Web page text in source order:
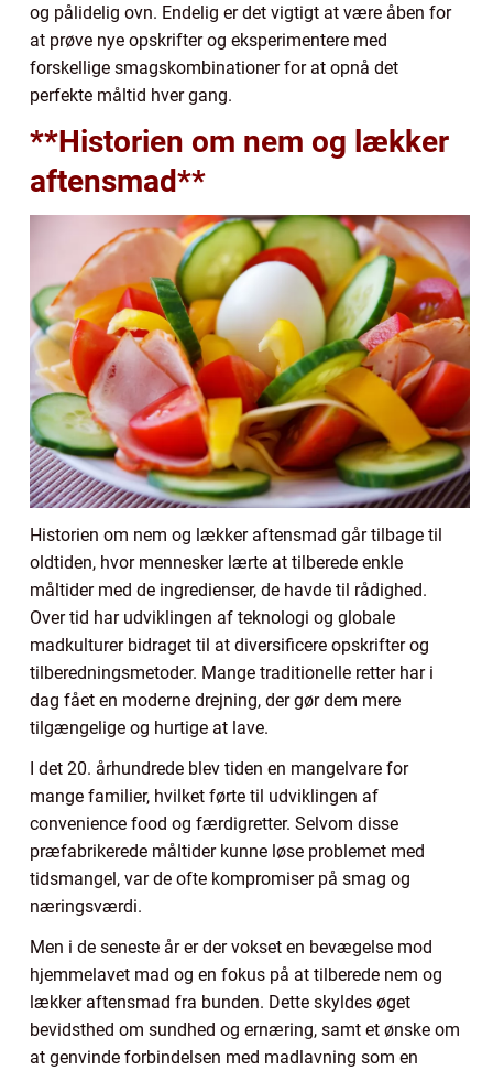
og pålidelig ovn. Endelig er det vigtigt at være åben for
at prøve nye opskrifter og eksperimentere med
forskellige smagskombinationer for at opnå det
perfekte måltid hver gang.
**Historien om nem og lækker
aftensmad**
Historien om nem og lækker aftensmad går tilbage til
oldtiden, hvor mennesker lærte at tilberede enkle
måltider med de ingredienser, de havde til rådighed.
Over tid har udviklingen af teknologi og globale
madkulturer bidraget til at diversificere opskrifter og
tilberedningsmetoder. Mange traditionelle retter har i
dag fået en moderne drejning, der gør dem mere
tilgængelige og hurtige at lave.
I det 20. århundrede blev tiden en mangelvare for
mange familier, hvilket førte til udviklingen af
convenience food og færdigretter. Selvom disse
præfabrikerede måltider kunne løse problemet med
tidsmangel, var de ofte kompromiser på smag og
næringsværdi.
Men i de seneste år er der vokset en bevægelse mod
hjemmelavet mad og en fokus på at tilberede nem og
lækker aftensmad fra bunden. Dette skyldes øget
bevidsthed om sundhed og ernæring, samt et ønske om
at genvinde forbindelsen med madlavning som en